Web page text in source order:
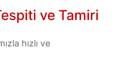
ve Tamiri
hızlı ve